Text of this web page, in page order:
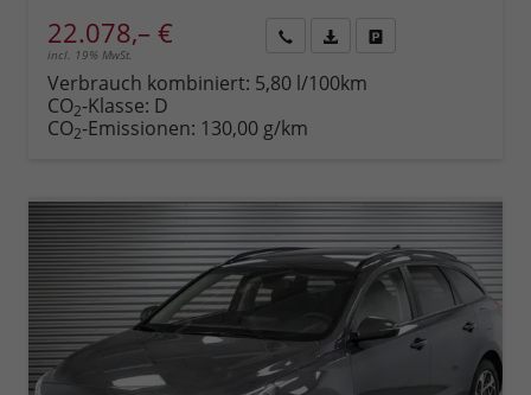
22.078,– €
incl. 19% MwSt.
anfordern
Datei,
Verbrauch kombiniert: 5,80 l/100km
CO2-Klasse: D
CO2-Emissionen: 130,00 g/km